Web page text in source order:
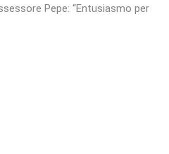
Pepe: “Entusiasmo per